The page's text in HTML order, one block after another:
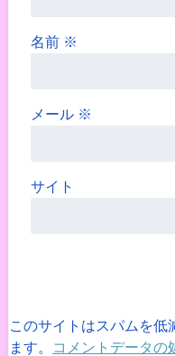
名前 ※
メール ※
サイト
このサイトはスパムを低
ます。
コメントデータの